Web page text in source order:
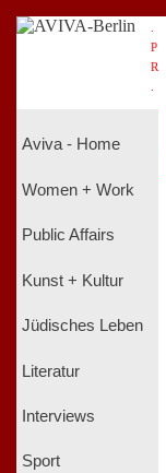
P
R
Aviva - Home
Women + Work
Public Affairs
Kunst + Kultur
Jüdisches Leben
Literatur
Interviews
Sport